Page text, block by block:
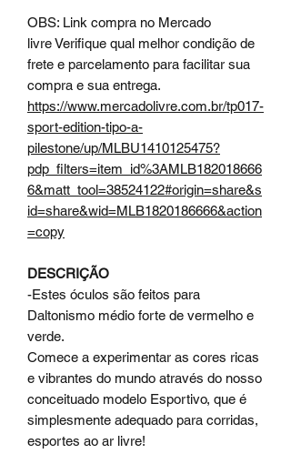
OBS: Link compra no Mercado
livre Verifique qual melhor condição de
frete e parcelamento para facilitar sua
compra e sua entrega.
https://www.mercadolivre.com.br/tp017-
sport-edition-tipo-a-
pilestone/up/MLBU1410125475?
pdp_filters=item_id%3AMLB182018666
6&matt_tool=38524122#origin=share&s
id=share&wid=MLB1820186666&action
=copy
DESCRIÇÃO
-Estes óculos são feitos para
Daltonismo médio forte de vermelho e
verde.
Comece a experimentar as cores ricas
e vibrantes do mundo através do nosso
conceituado modelo Esportivo, que é
simplesmente adequado para corridas,
esportes ao ar livre!